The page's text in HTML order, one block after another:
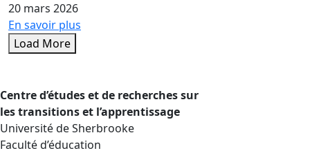
20 mars 2026
En savoir plus
Load More
Centre d’études et de recherches sur
les transitions et l’apprentissage
Université de Sherbrooke
Faculté d’éducation